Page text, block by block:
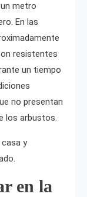
metro
En las
resistentes
un tiempo
no presentan
los arbustos.
y
en la